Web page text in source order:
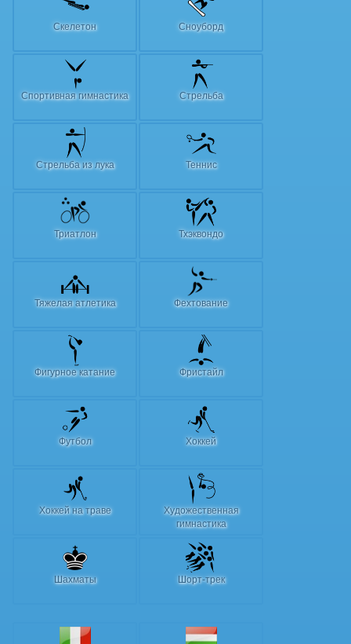
Скелетон Сноуборд
Спортивная гимнастика Стрельба
Стрельба из лука Теннис
Триатлон Тхэквондо
Тяжелая атлетика Фехтование
Фигурное катание Фристайл
Футбол Хоккей
Хоккей на траве
Художественная
гимнастика
Шахматы Шорт-трек